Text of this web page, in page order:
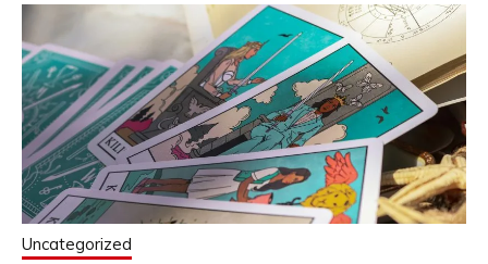
Uncategorized